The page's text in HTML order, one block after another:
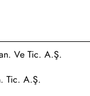
Ve Tic. A.Ş.
Tic. A.Ş.